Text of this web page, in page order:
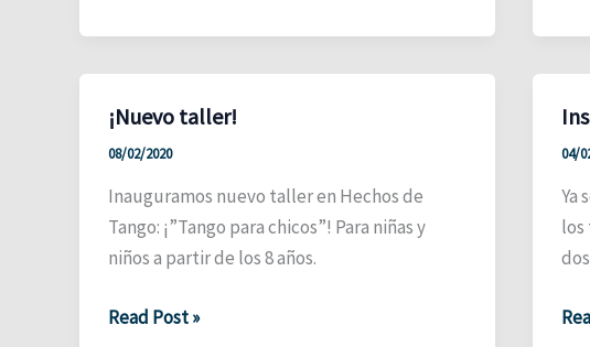
programación
¡Nuevo taller!
08/02/2020
Inauguramos nuevo taller en Hechos de
Tango: ¡”Tango para chicos”! Para niñas y
niños a partir de los 8 años.
¡Nuevo
Read Post »
04/
Ya
los